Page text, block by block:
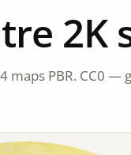
2K
maps PBR. CC0 —